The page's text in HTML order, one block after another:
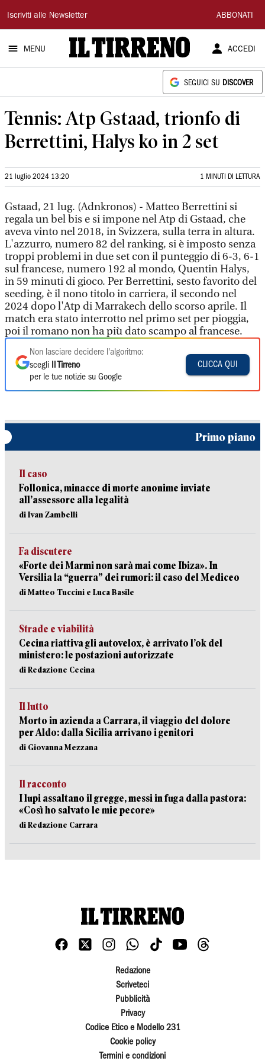
Il
Tirreno
Iscriviti alle Newsletter ABBONATI
MENU ACCEDI
SEGUICI SU DISCOVER
Tennis: Atp Gstaad, trionfo di
Berrettini, Halys ko in 2 set
21 luglio 2024 13:20 1 MINUTI DI LETTURA
Gstaad, 21 lug. (Adnkronos) - Matteo Berrettini si
regala un bel bis e si impone nel Atp di Gstaad, che
aveva vinto nel 2018, in Svizzera, sulla terra in altura.
L'azzurro, numero 82 del ranking, si è imposto senza
troppi problemi in due set con il punteggio di 6-3, 6-1
sul francese, numero 192 al mondo, Quentin Halys,
in 59 minuti di gioco. Per Berrettini, sesto favorito del
seeding, è il nono titolo in carriera, il secondo nel
2024 dopo l'Atp di Marrakech dello scorso aprile. Il
match era stato interrotto nel primo set per pioggia,
poi il romano non ha più dato scampo al francese.
Non lasciare decidere l'algoritmo:
scegli
Il Tirreno
per le tue notizie su Google
CLICCA QUI
Primo piano
Il caso
Follonica, minacce di morte anonime inviate
all’assessore alla legalità
di Ivan Zambelli
Fa discutere
«Forte dei Marmi non sarà mai come Ibiza». In
Versilia la “guerra” dei rumori: il caso del Mediceo
di Matteo Tuccini e Luca Basile
Strade e viabilità
Cecina riattiva gli autovelox, è arrivato l’ok del
ministero: le postazioni autorizzate
di Redazione Cecina
Il lutto
Morto in azienda a Carrara, il viaggio del dolore
per Aldo: dalla Sicilia arrivano i genitori
di Giovanna Mezzana
Il racconto
I lupi assaltano il gregge, messi in fuga dalla pastora:
«Così ho salvato le mie pecore»
di Redazione Carrara
Redazione
Scriveteci
Pubblicità
Privacy
Codice Etico e Modello 231
Cookie policy
Termini e condizioni